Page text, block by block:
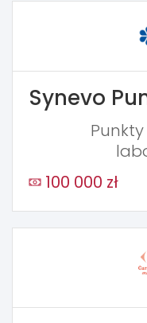
Synevo
100 000 zł